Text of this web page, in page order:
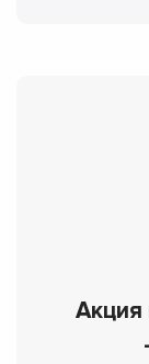
Акция